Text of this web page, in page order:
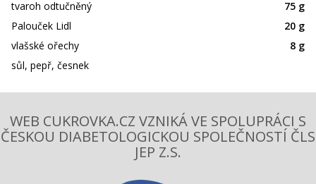
tvaroh odtučněný
75 g
Palouček Lidl
20 g
vlašské ořechy
8 g
sůl, pepř, česnek
WEB CUKROVKA.CZ VZNIKÁ VE SPOLUPRÁCI S
ČESKOU DIABETOLOGICKOU SPOLEČNOSTÍ ČLS
JEP Z.S.